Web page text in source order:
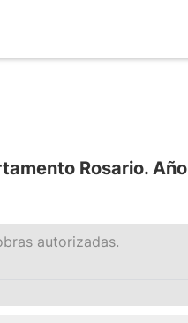
Rosario. Año
autorizadas.